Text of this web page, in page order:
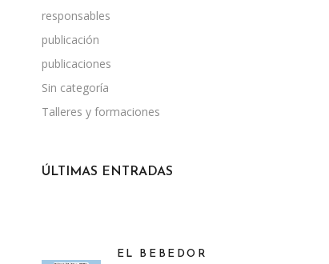
responsables
publicación
publicaciones
Sin categoría
Talleres y formaciones
ÚLTIMAS ENTRADAS
EL BEBEDOR